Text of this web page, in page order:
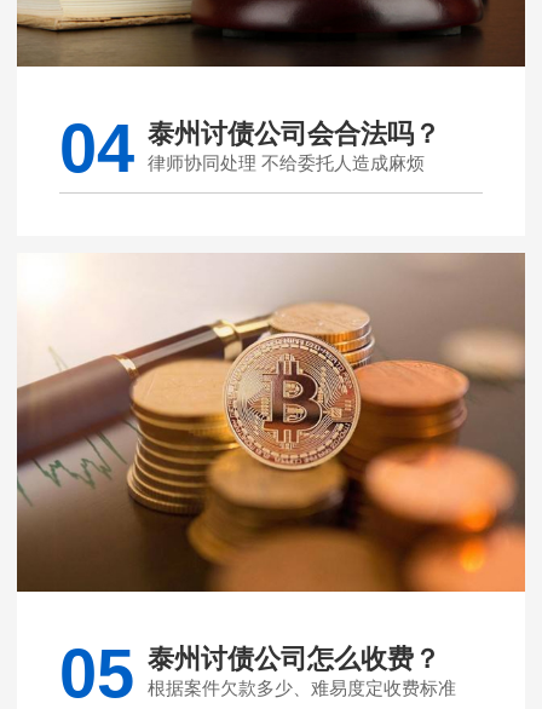
04 泰州讨债公司会合法吗？
律师协同处理 不给委托人造成麻烦
05 泰州讨债公司怎么收费？
根据案件欠款多少、难易度定收费标准